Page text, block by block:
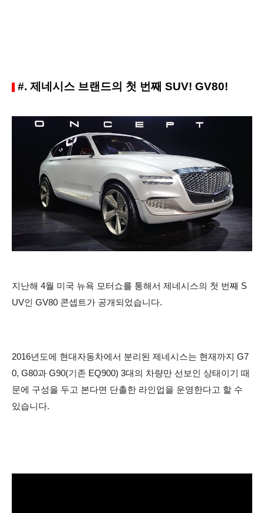
#. 제네시스 브랜드의 첫 번째 SUV! GV80!
지난해 4월 미국 뉴욕 모터쇼를 통해서 제네시스의 첫 번째 S
UV인 GV80 콘셉트가 공개되었습니다.
2016년도에 현대자동차에서 분리된 제네시스는 현재까지 G7
0, G80과 G90(기존 EQ900) 3대의 차량만 선보인 상태이기 때
문에 구성을 두고 본다면 단촐한 라인업을 운영한다고 할 수
있습니다.